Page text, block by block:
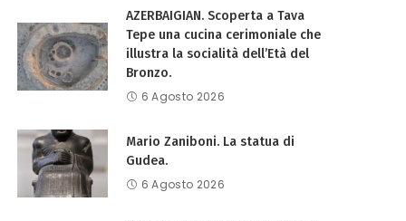
AZERBAIGIAN. Scoperta a Tava
Tepe una cucina cerimoniale che
illustra la socialità dell’Età del
Bronzo.
6 Agosto 2026
Mario Zaniboni. La statua di
Gudea.
6 Agosto 2026